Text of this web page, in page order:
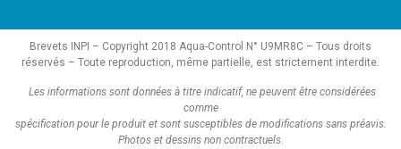
Brevets INPI – Copyright 2018 Aqua-Control N° U9MR8C – Tous droits
réservés – Toute reproduction, même partielle, est strictement interdite.
Les informations sont données à titre indicatif, ne peuvent être considérées
comme
spécification pour le produit et sont susceptibles de modifications sans préavis.
Photos et dessins non contractuels.